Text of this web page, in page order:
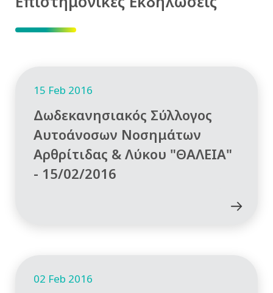
15 Feb 2016
Δωδεκανησιακός Σύλλογος
Αυτοάνοσων Νοσημάτων
Αρθρίτιδας & Λύκου "ΘΑΛΕΙΑ"
- 15/02/2016
02 Feb 2016